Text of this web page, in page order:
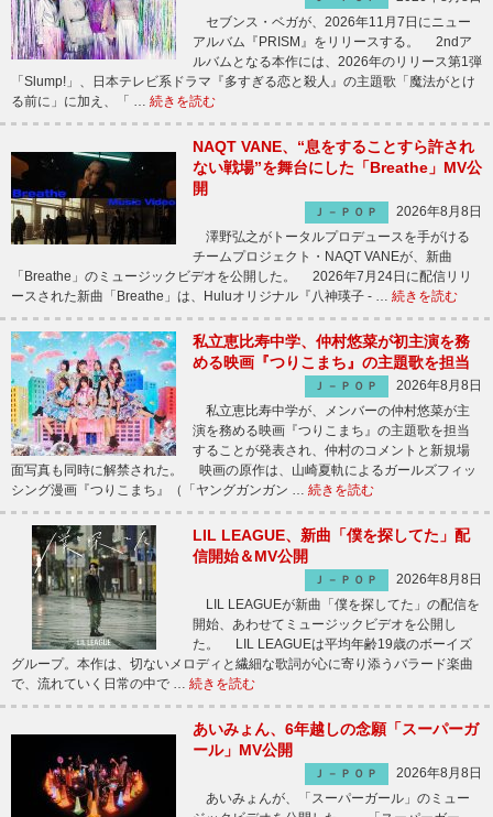
セブンス・ベガが、2026年11月7日にニュー
アルバム『PRISM』をリリースする。 2ndア
ルバムとなる本作には、2026年のリリース第1弾
「Slump!」、日本テレビ系ドラマ『多すぎる恋と殺人』の主題歌「魔法がとけ
る前に」に加え、「 … 続きを読む
NAQT VANE、“息をすることすら許され
ない戦場”を舞台にした「Breathe」MV公
開
Ｊ－ＰＯＰ
2026年8月8日
澤野弘之がトータルプロデュースを手がける
チームプロジェクト・NAQT VANEが、新曲
「Breathe」のミュージックビデオを公開した。 2026年7月24日に配信リリ
ースされた新曲「Breathe」は、Huluオリジナル『八神瑛子 - … 続きを読む
私立恵比寿中学、仲村悠菜が初主演を務
める映画『つりこまち』の主題歌を担当
Ｊ－ＰＯＰ
2026年8月8日
私立恵比寿中学が、メンバーの仲村悠菜が主
演を務める映画『つりこまち』の主題歌を担当
することが発表され、仲村のコメントと新規場
面写真も同時に解禁された。 映画の原作は、山崎夏軌によるガールズフィッ
シング漫画『つりこまち』（「ヤングガンガン … 続きを読む
LIL LEAGUE、新曲「僕を探してた」配
信開始＆MV公開
Ｊ－ＰＯＰ
2026年8月8日
LIL LEAGUEが新曲「僕を探してた」の配信を
開始、あわせてミュージックビデオを公開し
た。 LIL LEAGUEは平均年齢19歳のボーイズ
グループ。本作は、切ないメロディと繊細な歌詞が心に寄り添うバラード楽曲
で、流れていく日常の中で … 続きを読む
あいみょん、6年越しの念願「スーパーガ
ール」MV公開
Ｊ－ＰＯＰ
2026年8月8日
あいみょんが、「スーパーガール」のミュー